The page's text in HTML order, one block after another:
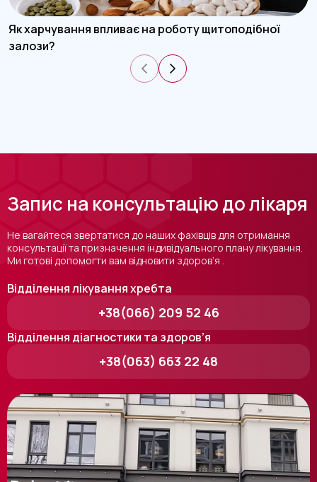
Як харчування впливає на роботу щитоподібної
залози?
Запис на консультацію до лікаря
Не вагайтеся звертатися до наших фахівців для отримання
консультації та призначення індивідуального плану лікування.
Ми готові допомогти вам відновити здоров’я .
Відділення лікування хребта
+38(066) 209 52 46
Відділення діагностики та здоров’я
+38(063) 663 22 48